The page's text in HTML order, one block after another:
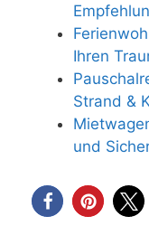
Ihren
Strand &
und